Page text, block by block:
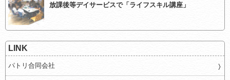
放課後等デイサービスで「ライフスキル講座」
LINK
パトリ合同会社